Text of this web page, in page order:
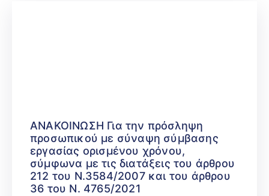
ΑΝΑΚΟΙΝΩΣΗ Για την πρόσληψη
προσωπικού με σύναψη σύμβασης
εργασίας ορισμένου χρόνου,
σύμφωνα με τις διατάξεις του άρθρου
212 του Ν.3584/2007 και του άρθρου
36 του Ν. 4765/2021